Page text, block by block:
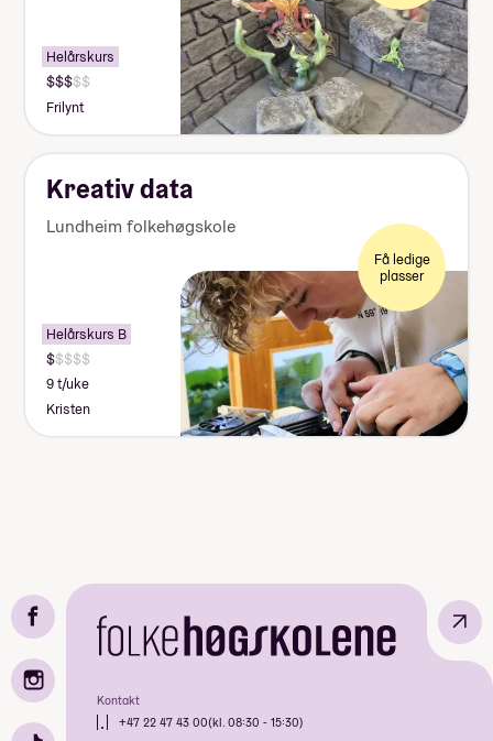
Helårskurs
Frilynt
Kreativ data
Lundheim folkehøgskole
Få ledige
plasser
Helårskurs B
9 t/uke
Kristen
Kontakt
+47 22 47 43 00(kl. 08:30 - 15:30)
↗